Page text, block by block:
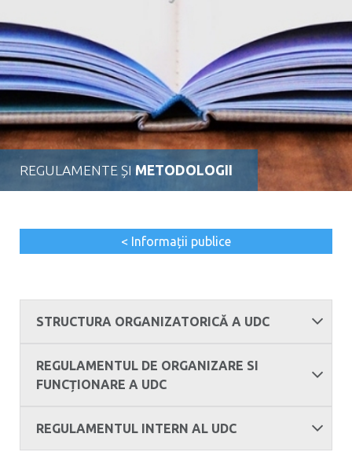
REGULAMENTE ȘI METODOLOGII
< Informații publice
STRUCTURA ORGANIZATORICĂ A UDC
REGULAMENTUL DE ORGANIZARE SI
FUNCȚIONARE A UDC
REGULAMENTUL INTERN AL UDC